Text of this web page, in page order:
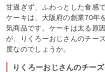
甘過ぎず、ふわっとした食感
ケーキは、大阪府の創業70年
気商品です。ケーキは太る原
が、りくろーおじさんのチー
度なのでしょうか。
りくろーおじさんのチー